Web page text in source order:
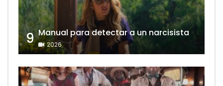
9 Manual para detectar a un narcisista
2026